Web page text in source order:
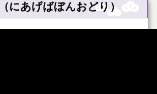
にあげばぼんおどり）